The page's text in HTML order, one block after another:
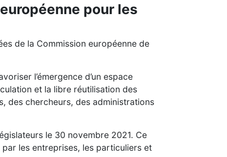
pour les
de la Commission européenne de
l’émergence d’un espace
et la libre réutilisation des
des chercheurs, des administrations
le 30 novembre 2021. Ce
les entreprises, les particuliers et